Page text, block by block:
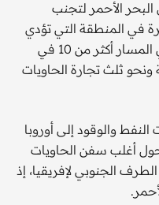
الأحمر لتجنب
في المنطقة التي تؤدي
إلى قناة السويس الحيوية. ويمر في المسار أكثر من 10 في
ونحو ثلث تجارة الحاويات
والوقود إلى أوروبا
أغلب سفن الحاويات
الجنوبي لإفريقيا، إذ